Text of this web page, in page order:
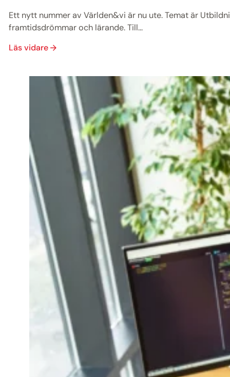
Ett nytt nummer av Världen&vi är nu ute. Temat är
framtidsdrömmar och lärande. Till...
Läs vidare